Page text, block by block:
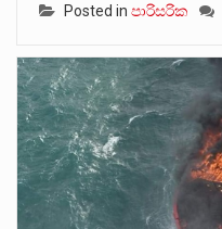
Posted in පාරිසරික